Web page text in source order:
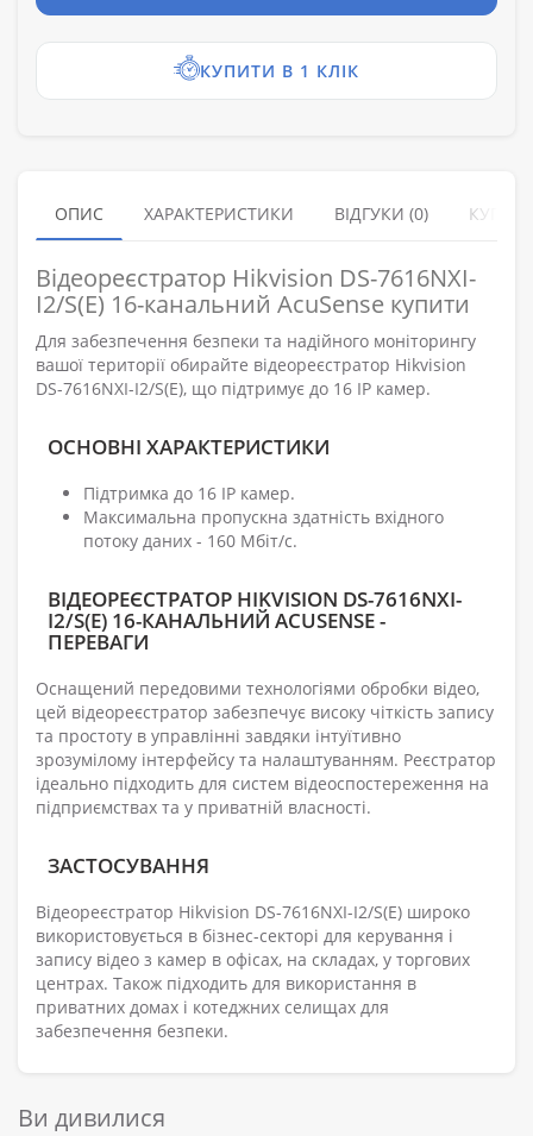
КУПИТИ В 1 КЛІК
ОПИС ХАРАКТЕРИСТИКИ ВІДГУКИ (0)
Відеореєстратор Hikvision DS-7616NXI-
I2/S(E) 16-канальний AcuSense купити
Для забезпечення безпеки та надійного моніторингу
вашої території обирайте відеореєстратор Hikvision
DS-7616NXI-I2/S(E), що підтримує до 16 IP камер.
ОСНОВНІ ХАРАКТЕРИСТИКИ
Підтримка до 16 IP камер.
Максимальна пропускна здатність вхідного
потоку даних - 160 Мбіт/с.
ВІДЕОРЕЄСТРАТОР HIKVISION DS-7616NXI-
I2/S(E) 16-КАНАЛЬНИЙ ACUSENSE -
ПЕРЕВАГИ
Оснащений передовими технологіями обробки відео,
цей відеореєстратор забезпечує високу чіткість запису
та простоту в управлінні завдяки інтуїтивно
зрозумілому інтерфейсу та налаштуванням. Реєстратор
ідеально підходить для систем відеоспостереження на
підприємствах та у приватній власності.
ЗАСТОСУВАННЯ
Відеореєстратор Hikvision DS-7616NXI-I2/S(E) широко
використовується в бізнес-секторі для керування і
запису відео з камер в офісах, на складах, у торгових
центрах. Також підходить для використання в
приватних домах і котеджних селищах для
забезпечення безпеки.
Ви дивилися